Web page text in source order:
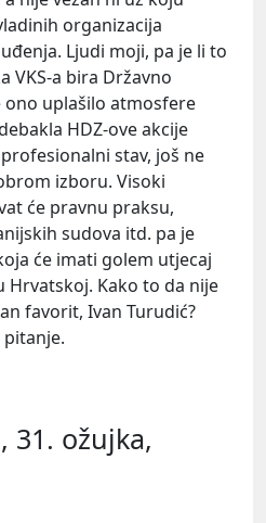
organizacija
Ljudi moji, pa je li to
VKS-a bira Državno
ono uplašilo atmosfere
HDZ-ove akcije
stav, još ne
izboru. Visoki
će pravnu praksu,
sudova itd. pa je
će imati golem utjecaj
Hrvatskoj. Kako to da nije
favorit, Ivan Turudić?
31. ožujka,